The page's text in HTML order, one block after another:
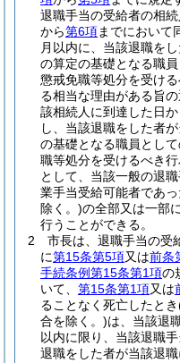
退職手当の受給者の相続
から第6項までにおいて
月以内に、当該退職を
の算定の基礎となる職
懲戒免職等処分を受け
る相当な理由がある旨
該相続人に到達した日
し、当該退職をした者
の基礎となる職員とし
職等処分を受けるべき
として、当該一般の退
業手当受給可能者であ
除く。)の全部又は一部
行うことができる。
2
市長は、退職手当の受
に第15条第5項又は前条
手続条例第15条第1項の
いて、 第15条第1項又は
ることなく死亡したとき
合を除く。)は、当該退
以内に限り、当該退職
退職をした者が当該退